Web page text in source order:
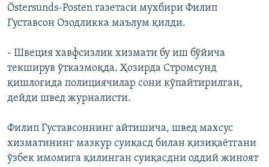
Östersunds-Posten газетаси мухбири Филип
Густавсон Озодликка маълум қилди.
- Швеция хавфсизлик хизмати бу иш бўйича
текширув ўтказмоқда. Ҳозирда Стромсунд
қишлоғида полициячилар сони кўпайтирилган,
дейди швед журналисти.
Филип Густавсоннинг айтишича, швед махсус
хизматининг мазкур суиқасд билан қизиқаётгани
ўзбек имомига қилинган суиқасдни оддий жиноят